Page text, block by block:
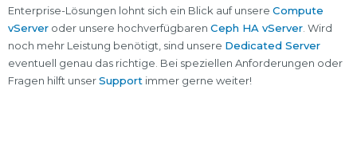
Enterprise-Lösungen lohnt sich ein Blick auf unsere Compute
vServer oder unsere hochverfügbaren Ceph HA vServer . Wird
noch mehr Leistung benötigt, sind unsere Dedicated Server
eventuell genau das richtige. Bei speziellen Anforderungen oder
Fragen hilft unserSupport immer gerne weiter!